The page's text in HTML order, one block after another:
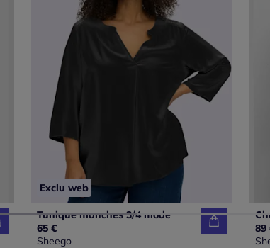
Exclu web
Tunique manches 3/4 mode
65 €
Sheego
89